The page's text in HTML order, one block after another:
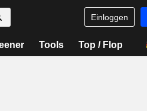
Einloggen
Tools Top / Flop